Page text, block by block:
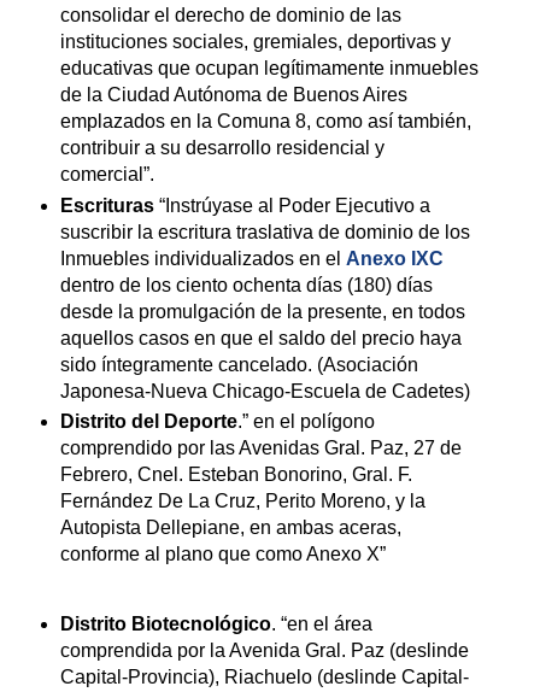
consolidar el derecho de dominio de las
instituciones sociales, gremiales, deportivas y
educativas que ocupan legítimamente inmuebles
de la Ciudad Autónoma de Buenos Aires
emplazados en la Comuna 8, como así también,
contribuir a su desarrollo residencial y
comercial”.
Escrituras“Instrúyase al Poder Ejecutivo a
suscribir la escritura traslativa de dominio de los
Inmuebles individualizados en el Anexo IXC
dentro de los ciento ochenta días (180) días
desde la promulgación de la presente, en todos
aquellos casos en que el saldo del precio haya
sido íntegramente cancelado. (Asociación
Japonesa-Nueva Chicago-Escuela de Cadetes)
Distrito del Deporte.” en el polígono
comprendido por las Avenidas Gral. Paz, 27 de
Febrero, Cnel. Esteban Bonorino, Gral. F.
Fernández De La Cruz, Perito Moreno, y la
Autopista Dellepiane, en ambas aceras,
conforme al plano que como Anexo X”
Distrito Biotecnológico. “en el área
comprendida por la Avenida Gral. Paz (deslinde
Capital-Provincia), Riachuelo (deslinde Capital-